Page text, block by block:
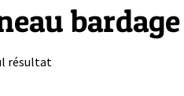
bardage
résultat